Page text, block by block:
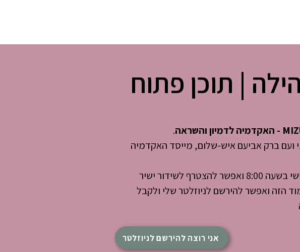
| תוכן פתוח
​.
ועם ברק אביעם איש-שלום, מייסד האקדמיה
השיחה מתקיימת בימי חמישי בשעה 8:00 ואפשר להצטרף לשידור ישיר
הזה ואפשר להירשם לניוזלטר שלי ולקבל
אני רוצה להירשם לניוזלטר